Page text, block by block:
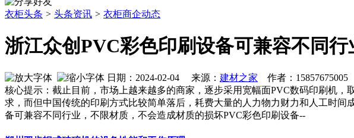
衣柜头条 > 头条资讯 > 衣柜商企动态
浙江众创PVC彩色印刷设备可兼容不同
日期：2024-02-04 来源： 建材之家 作者：15857675005
核心提示：截止目前，市场上越来越多的商家，逐步采用宽幅面PVC数码印刷机
求，而但中国传统的印刷方式比较简单落后，耗费大量的人力物力财力和人工时
备可兼容不同行业，不限材质，不会造成材质的损坏PVC彩色印刷设备--